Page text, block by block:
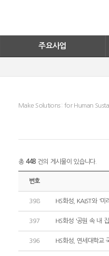
주요사업
Make Solutions : for Human
총 448 건의 게시물이 있습니다.
번호
398 HS화성, KAIST와 '
397 HS화성 '공원 속 내
396 HS화성, 연세대학교